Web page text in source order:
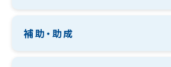
補助・助成